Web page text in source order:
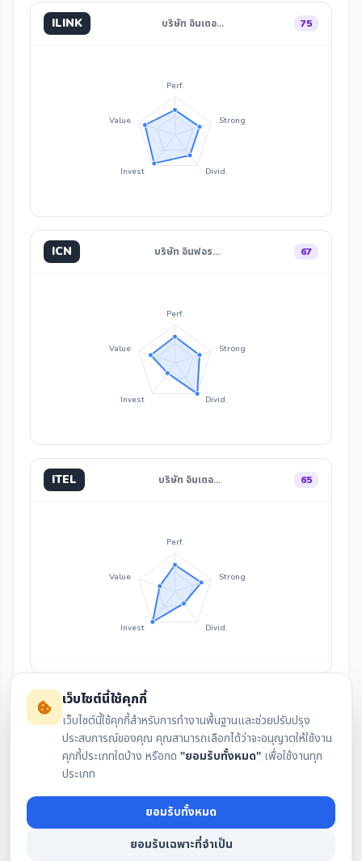
ILINK บริษัท อินเตอ… 75
Perf.
Strong
Divid.
Invest
Value
ICN บริษัท อินฟอร… 67
Perf.
Strong
Divid.
Invest
Value
ITEL บริษัท อินเตอ… 65
Perf.
Strong
Divid.
Invest
Value
สรุปงบล่าสุด กราฟราคา
IAA Consensus
เว็บไซต์นี้ใช้คุกกี้
เว็บไซต์นี้ใช้คุกกี้สำหรับการทำงานพื้นฐานและช่วยปรับปรุง
ประสบการณ์ของคุณ คุณสามารถเลือกได้ว่าจะอนุญาตให้ใช้งาน
คุกกี้ประเภทใดบ้าง หรือกด "ยอมรับทั้งหมด" เพื่อใช้งานทุก
ประเภท
ยอมรับทั้งหมด
ยอมรับเฉพาะที่จำเป็น